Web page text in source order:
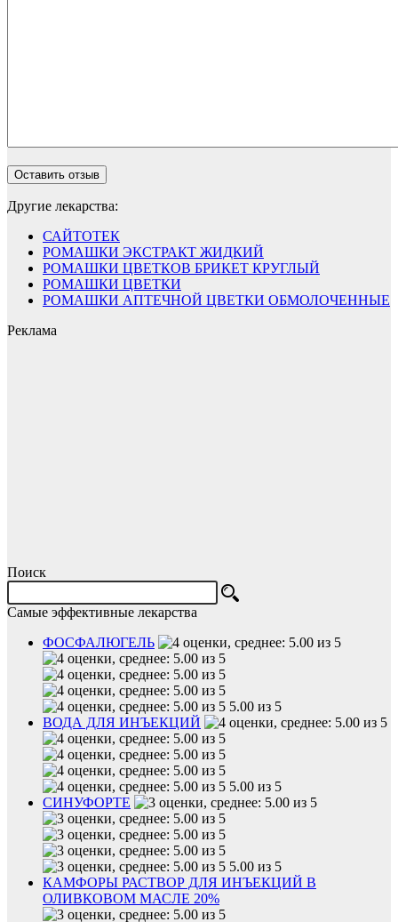
Другие лекарства:
САЙТОТЕК
РОМАШКИ ЭКСТРАКТ ЖИДКИЙ
РОМАШКИ ЦВЕТКОВ БРИКЕТ КРУГЛЫЙ
РОМАШКИ ЦВЕТКИ
РОМАШКИ АПТЕЧНОЙ ЦВЕТКИ ОБМОЛОЧЕННЫЕ
Реклама
Поиск
Самые эффективные лекарства
ФОСФАЛЮГЕЛЬ
5.00 из 5
ВОДА ДЛЯ ИНЪЕКЦИЙ
5.00 из 5
СИНУФОРТЕ
5.00 из 5
КАМФОРЫ РАСТВОР ДЛЯ ИНЪЕКЦИЙ В
ОЛИВКОВОМ МАСЛЕ 20%